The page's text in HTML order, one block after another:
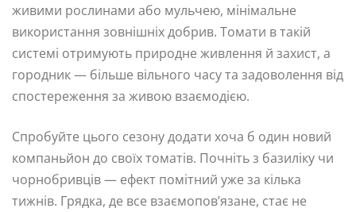
живими рослинами або мульчею, мінімальне
використання зовнішніх добрив. Томати в такій
системі отримують природне живлення й захист, а
городник — більше вільного часу та задоволення від
спостереження за живою взаємодією.
Спробуйте цього сезону додати хоча б один новий
компаньйон до своїх томатів. Почніть з базиліку чи
чорнобривців — ефект помітний уже за кілька
тижнів. Грядка, де все взаємопов’язане, стає не